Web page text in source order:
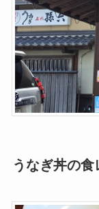
うなぎ丼の食